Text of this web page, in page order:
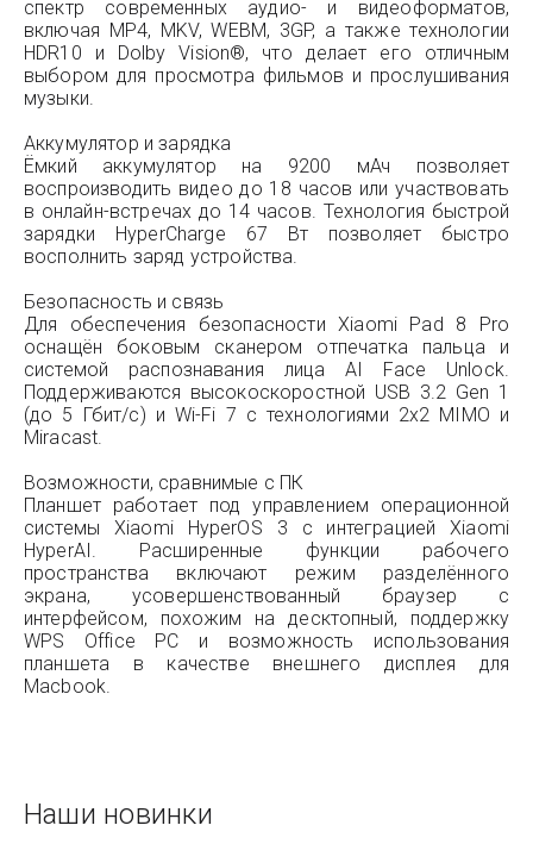
спектр современных аудио- и видеоформатов,
включая MP4, MKV, WEBM, 3GP, а также технологии
HDR10 и Dolby Vision®, что делает его отличным
выбором для просмотра фильмов и прослушивания
музыки.
Аккумулятор и зарядка
Ёмкий аккумулятор на 9200 мАч позволяет
воспроизводить видео до 18 часов или участвовать
в онлайн-встречах до 14 часов. Технология быстрой
зарядки HyperCharge 67 Вт позволяет быстро
восполнить заряд устройства.
Безопасность и связь
Для обеспечения безопасности Xiaomi Pad 8 Pro
оснащён боковым сканером отпечатка пальца и
системой распознавания лица AI Face Unlock.
Поддерживаются высокоскоростной USB 3.2 Gen 1
(до 5 Гбит/с) и Wi-Fi 7 с технологиями 2x2 MIMO и
Miracast.
Возможности, сравнимые с ПК
Планшет работает под управлением операционной
системы Xiaomi HyperOS 3 с интеграцией Xiaomi
HyperAI. Расширенные функции рабочего
пространства включают режим разделённого
экрана, усовершенствованный браузер с
интерфейсом, похожим на десктопный, поддержку
WPS Office PC и возможность использования
планшета в качестве внешнего дисплея для
Macbook.
Наши новинки